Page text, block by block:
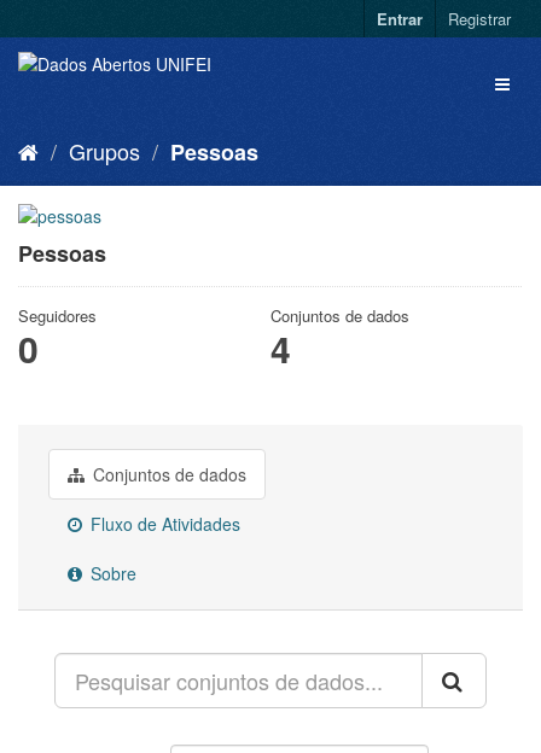
Entrar Registrar
Grupos Pessoas
Pessoas
Seguidores
0
Conjuntos de dados
4
Conjuntos de dados
Fluxo de Atividades
Sobre